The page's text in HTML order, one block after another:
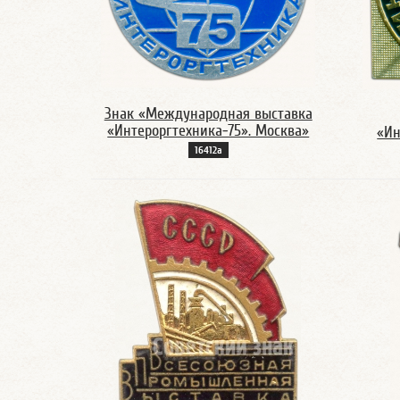
Знак «Международная выставка
«Интероргтехника-75». Москва»
16412а